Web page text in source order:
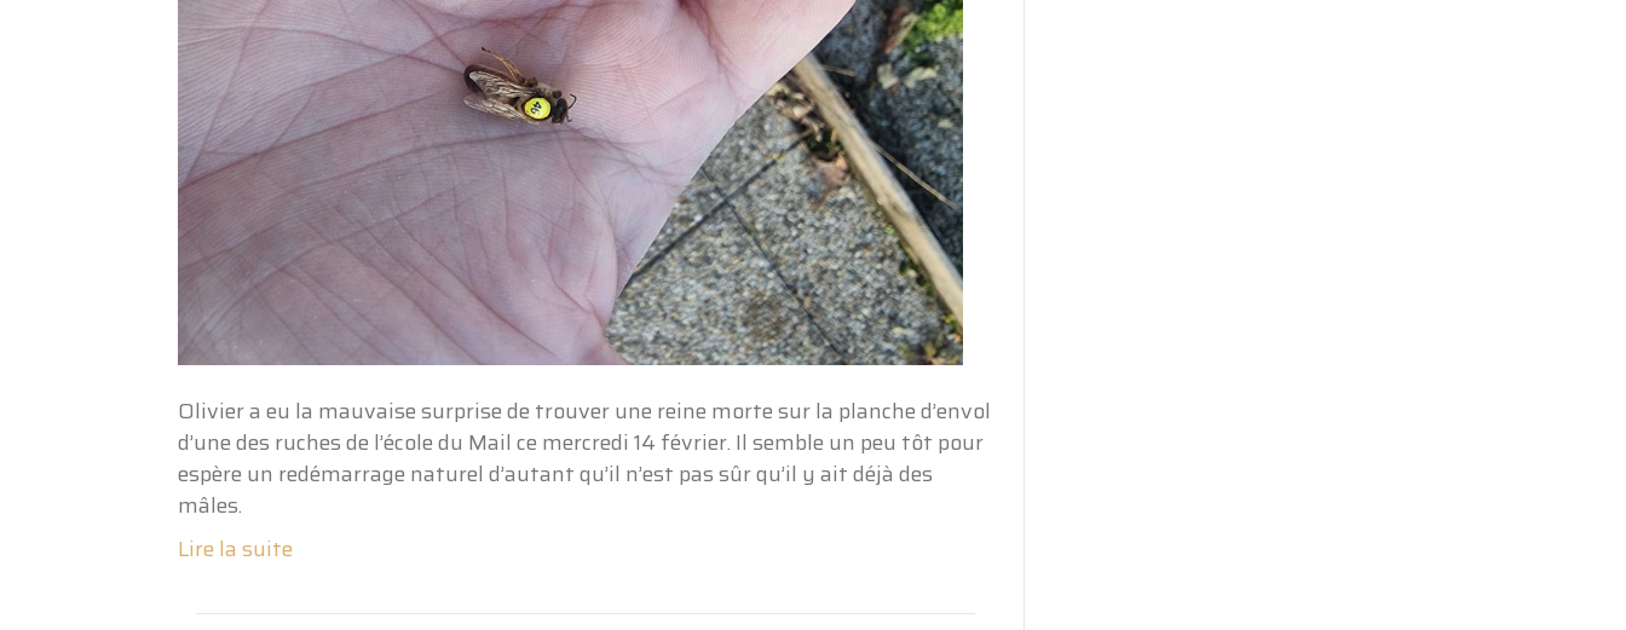
Olivier a eu la mauvaise surprise de trouver une reine morte sur la planche d’envol
d’une des ruches de l’école du Mail ce mercredi 14 février. Il semble un peu tôt pour
espère un redémarrage naturel d’autant qu’il n’est pas sûr qu’il y ait déjà des
mâles.
Lire la suite